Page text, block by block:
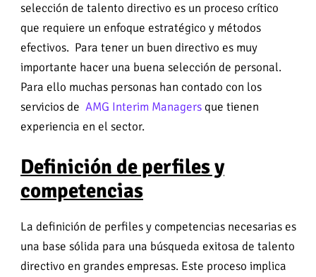
selección de talento directivo es un proceso crítico
que requiere un enfoque estratégico y métodos
efectivos. Para tener un buen directivo es muy
importante hacer una buena selección de personal.
Para ello muchas personas han contado con los
servicios de AMG Interim Managersque tienen
experiencia en el sector.
Definición de perfiles y
competencias
La definición de perfiles y competencias necesarias es
una base sólida para una búsqueda exitosa de talento
directivo en grandes empresas. Este proceso implica